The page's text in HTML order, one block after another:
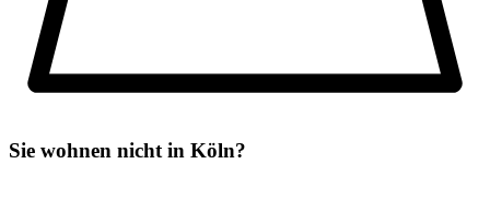
Sie wohnen nicht in Köln?